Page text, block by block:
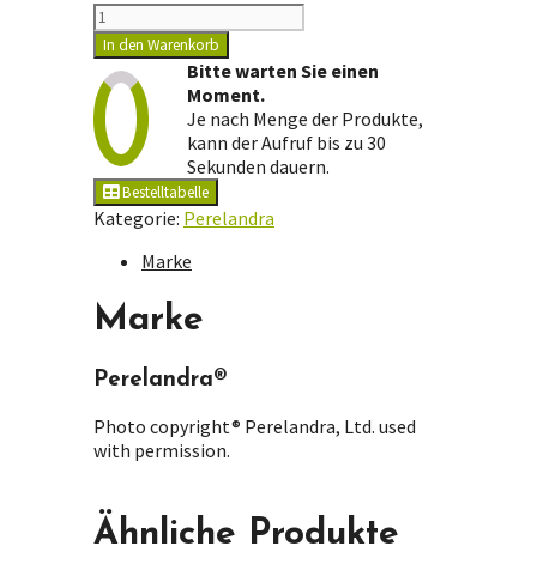
PERELANDRA®
Rosenessenz
ORANGE
RUFFLES
15ml
Menge
In den Warenkorb
Bitte warten Sie einen
Moment.
Je nach Menge der Produkte,
kann der Aufruf bis zu 30
Sekunden dauern.
Bestelltabelle
Kategorie: Perelandra
Marke
Marke
Perelandra®
Photo copyright® Perelandra, Ltd. used
with permission.
Ähnliche Produkte